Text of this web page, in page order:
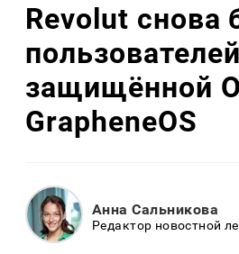
Revolut снова
пользователей
защищённой
GrapheneOS
Анна Сальникова
Редактор новостной